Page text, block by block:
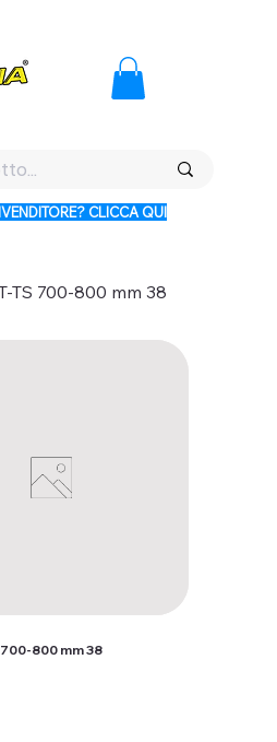
CLICCA QUI
TS 700-800 mm 38
800 mm 38